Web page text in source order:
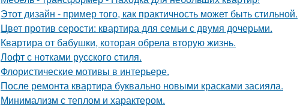
Этот дизайн - пример того, как практичность может быть стильной.
Цвет против серости: квартира для семьи с двумя дочерьми.
Квартира от бабушки, которая обрела вторую жизнь.
Лофт с нотками русского стиля.
Флористические мотивы в интерьере.
После ремонта квартира буквально новыми красками засияла.
Минимализм с теплом и характером.